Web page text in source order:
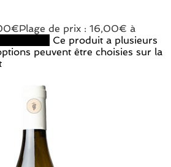
€Plage de prix : 16,00€ à
Ce produit a plusieurs
peuvent être choisies sur la